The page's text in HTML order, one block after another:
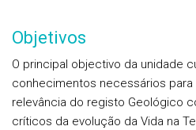
Objetivos
O principal objectivo da unidade
conhecimentos necessários
relevância do registo Geológico
críticos da evolução da Vida na